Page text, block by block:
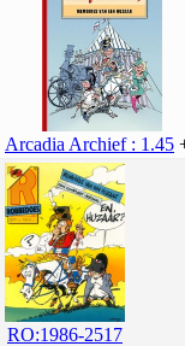
Arcadia Archief : 1.45
RO:1986-2517